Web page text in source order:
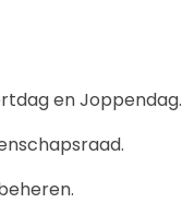
en Joppendag.